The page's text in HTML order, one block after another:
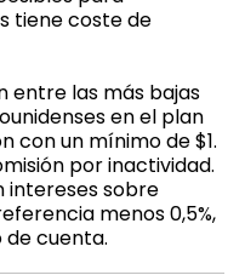
tiene coste de
entre las más bajas
en el plan
con un mínimo de $1.
por inactividad.
intereses sobre
menos 0,5%,
cuenta.